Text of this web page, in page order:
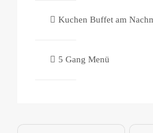
Kuchen Buffet am
5 Gang Menü